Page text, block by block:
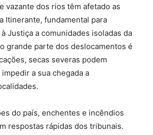
vazante dos rios têm afetado as
Itinerante, fundamental para
Justiça a comunidades isoladas da
grande parte dos deslocamentos é
secas severas podem
a sua chegada a
do país, enchentes e incêndios
respostas rápidas dos tribunais.